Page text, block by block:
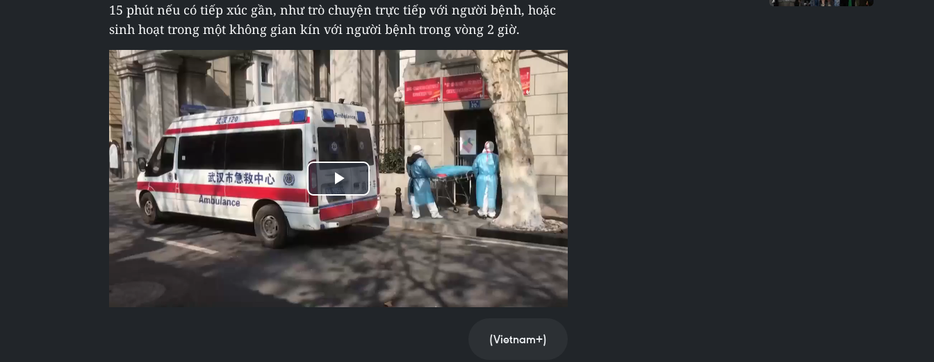
15 phút nếu có tiếp xúc gần, như trò chuyện trực tiếp với người bệnh, hoặc
sinh hoạt trong một không gian kín với người bệnh trong vòng 2 giờ.
Play
Video
(Vietnam+)